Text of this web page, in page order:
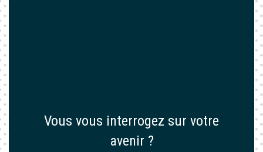
Vous vous interrogez sur votre
avenir ?